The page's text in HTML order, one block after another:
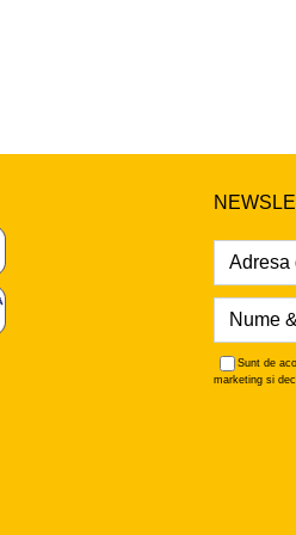
Sunt de
marketing si